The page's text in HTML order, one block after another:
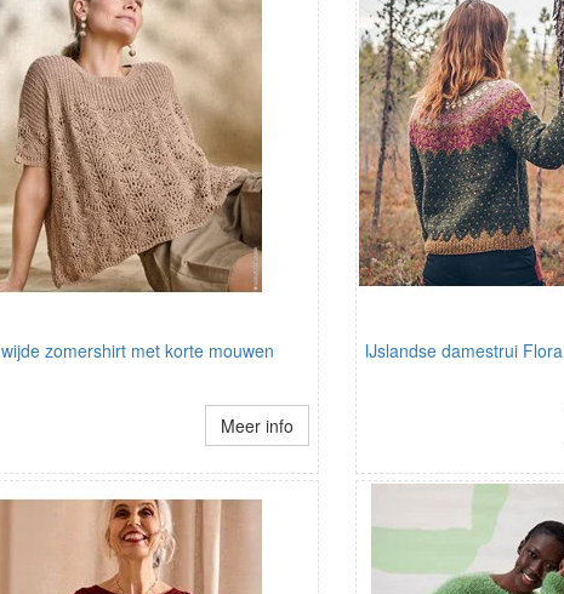
wijde zomershirt met korte mouwen
Meer info
IJslandse damestrui Flora